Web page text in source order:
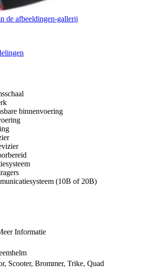
de afbeeldingen-gallerij
binnenvoering
(10B of 20B)
Informatie
Scooter, Brommer, Trike, Quad